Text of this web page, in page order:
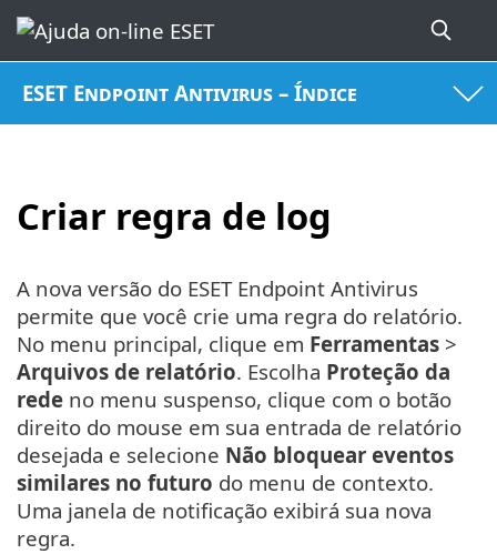
ESET Endpoint Antivirus – Índice
Criar regra de log
A nova versão do ESET Endpoint Antivirus
permite que você crie uma regra do relatório.
No menu principal, clique em Ferramentas >
Arquivos de relatório. Escolha Proteção da
rede no menu suspenso, clique com o botão
direito do mouse em sua entrada de relatório
desejada e selecione Não bloquear eventos
similares no futuro do menu de contexto.
Uma janela de notificação exibirá sua nova
regra.